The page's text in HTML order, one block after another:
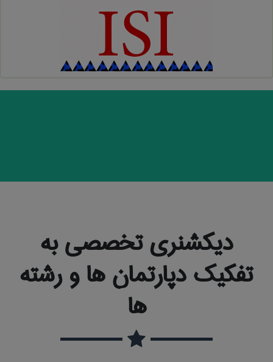
دیکشنری تخصصی به
تفکیک دپارتمان ها و رشته
ها